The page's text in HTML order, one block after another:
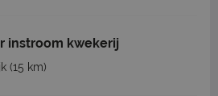
instroom kwekerij
(15 km)